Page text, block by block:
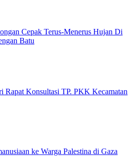
Cepak Terus-Menerus Hujan Di
Batu
Rapat Konsultasi TP. PKK Kecamatan
ke Warga Palestina di Gaza